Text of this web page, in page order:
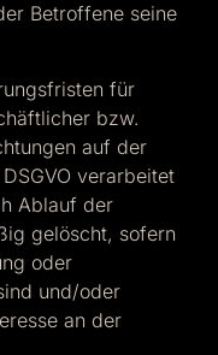
Betroffene seine
für
bzw.
auf der
verarbeitet
Ablauf der
gelöscht, sofern
oder
und/oder
an der